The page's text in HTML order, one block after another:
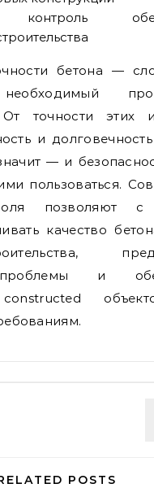
контроль
бетона —
необходимый
От точности этих
и
— и
пользоваться.
позволяют с
качество
и
constructed
POSTS